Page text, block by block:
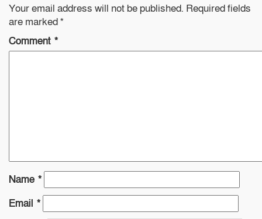
Your email address will not be published. Required fields
are marked*
Comment *
Name *
Email *